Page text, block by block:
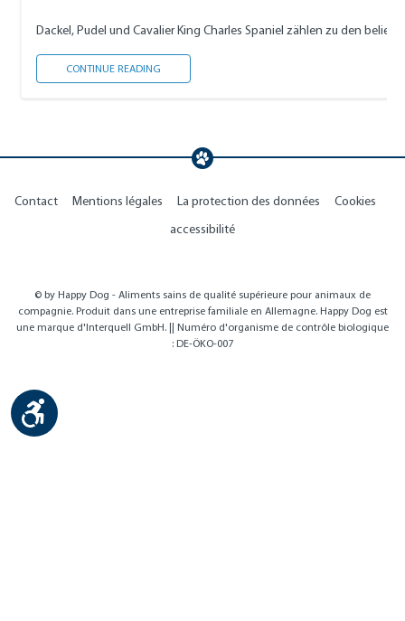
Dackel, Pudel und Cavalier King Charles Spaniel zählen zu den
CONTINUE READING
Contact Mentions légales La protection des données
Cookies
accessibilité
© by Happy Dog - Aliments sains de qualité supérieure pour animaux de
compagnie. Produit dans une entreprise familiale en Allemagne. Happy Dog est
une marque d'Interquell GmbH. || Numéro d'organisme de contrôle biologique
: DE-ÖKO-007
Show toolbar